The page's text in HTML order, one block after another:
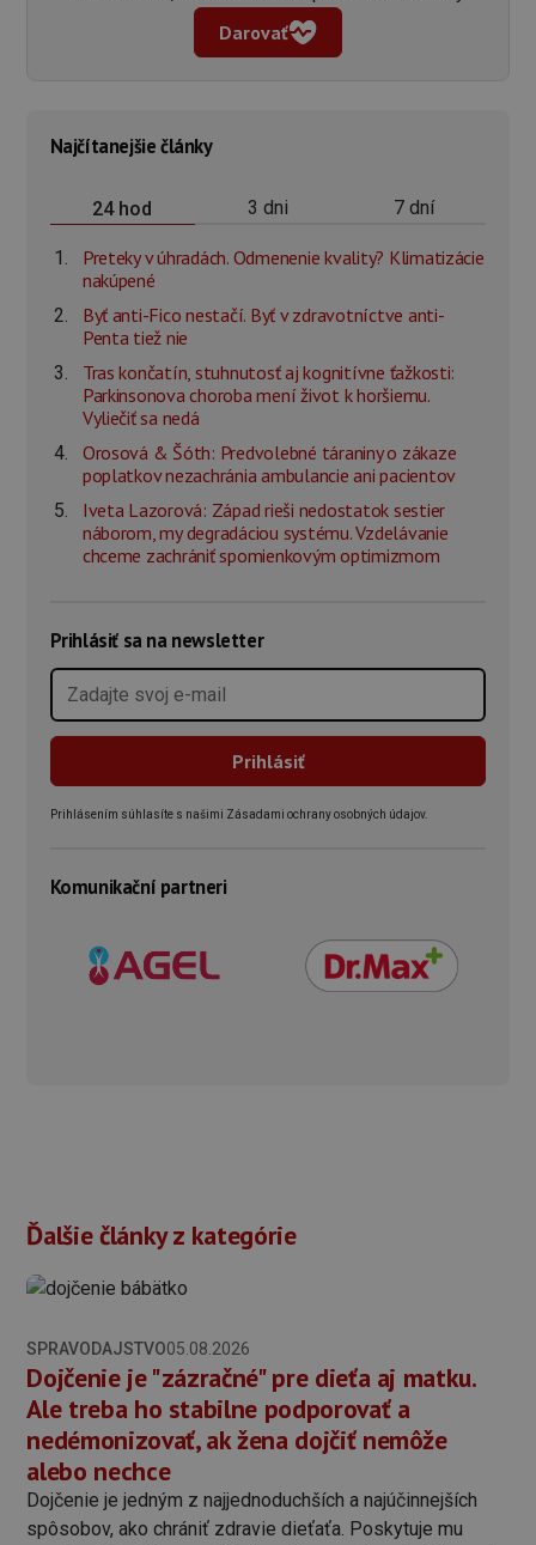
Darovať
Najčítanejšie články
24 hod 3 dni 7 dní
Preteky v úhradách. Odmenenie kvality? Klimatizácie
nakúpené
Byť anti-Fico nestačí. Byť v zdravotníctve anti-
Penta tiež nie
Tras končatín, stuhnutosť aj kognitívne ťažkosti:
Parkinsonova choroba mení život k horšiemu.
Vyliečiť sa nedá
Orosová & Šóth: Predvolebné táraniny o zákaze
poplatkov nezachránia ambulancie ani pacientov
Iveta Lazorová: Západ rieši nedostatok sestier
náborom, my degradáciou systému. Vzdelávanie
chceme zachrániť spomienkovým optimizmom
Prihlásiť sa na newsletter
Prihlásením súhlasíte s našimi Zásadami ochrany osobných údajov.
Komunikační partneri
Ďalšie články z kategórie
SPRAVODAJSTVO05.08.2026
Dojčenie je "zázračné" pre dieťa aj matku.
Ale treba ho stabilne podporovať a
nedémonizovať, ak žena dojčiť nemôže
alebo nechce
Dojčenie je jedným z najjednoduchších a najúčinnejších
spôsobov, ako chrániť zdravie dieťaťa. Poskytuje mu